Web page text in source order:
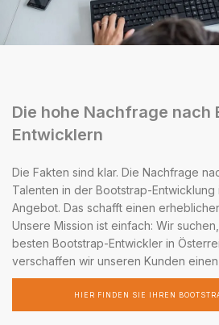
Die hohe Nachfrage nach
Entwicklern
Die Fakten sind klar. Die Nachfrage
Talenten in der Bootstrap-Entwicklung
Angebot. Das schafft einen
Unsere Mission ist einfach: Wir
besten Bootstrap-Entwickler in
verschaffen wir unseren Kunden
HIER FINDEN SIE IHREN